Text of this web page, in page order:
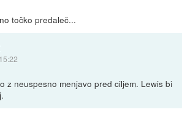
točko predaleč...
z neuspesno menjavo pred ciljem. Lewis bi